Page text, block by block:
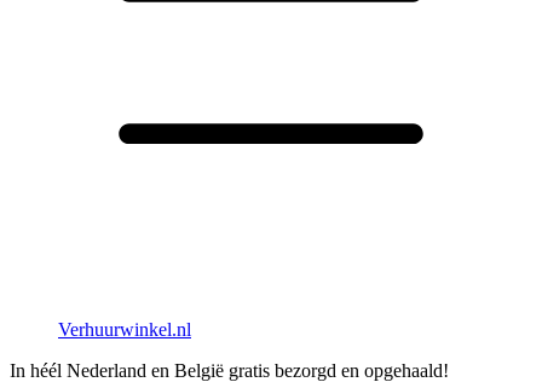
Verhuurwinkel.nl
In héél Nederland en België gratis bezorgd en opgehaald!